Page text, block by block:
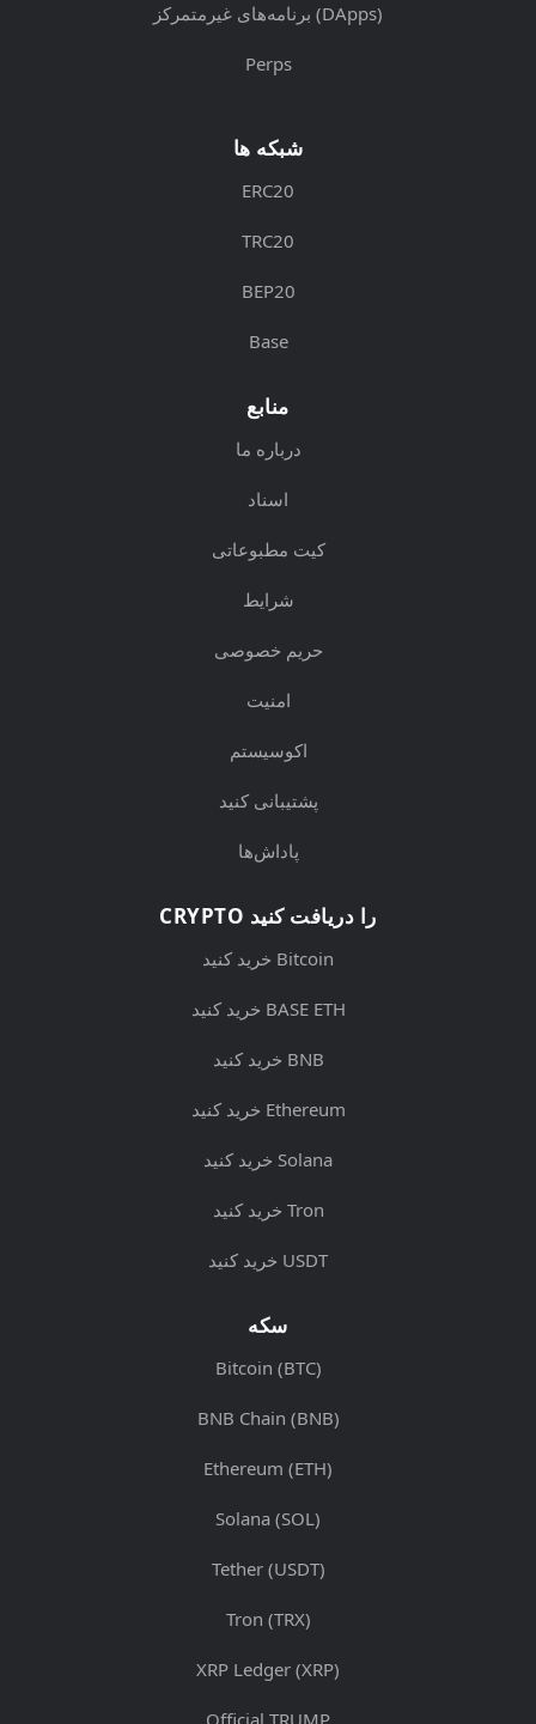
برنامه‌های غیرمتمرکز (DApps)
Perps
شبکه ها
ERC20
TRC20
BEP20
Base
منابع
درباره ما
اسناد
کیت مطبوعاتی
شرایط
حریم خصوصی
امنیت
اکوسیستم
پشتیبانی کنید
پاداش‌ها
CRYPTO را دریافت کنید
خرید کنید Bitcoin
خرید کنید BASE ETH
خرید کنید BNB
خرید کنید Ethereum
خرید کنید Solana
خرید کنید Tron
خرید کنید USDT
سکه
Bitcoin (BTC)
BNB Chain (BNB)
Ethereum (ETH)
Solana (SOL)
Tether (USDT)
Tron (TRX)
XRP Ledger (XRP)
Official TRUMP